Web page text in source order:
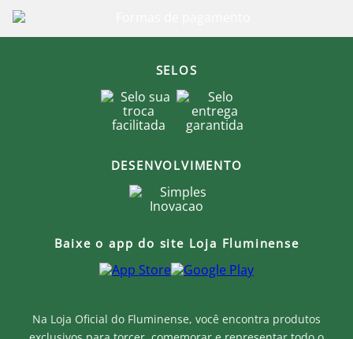
Na Loja Oficial do Fluminense, você encontra produtos
SELOS
DESENVOLVIMENTO
Baixe o app do site Loja Fluminense